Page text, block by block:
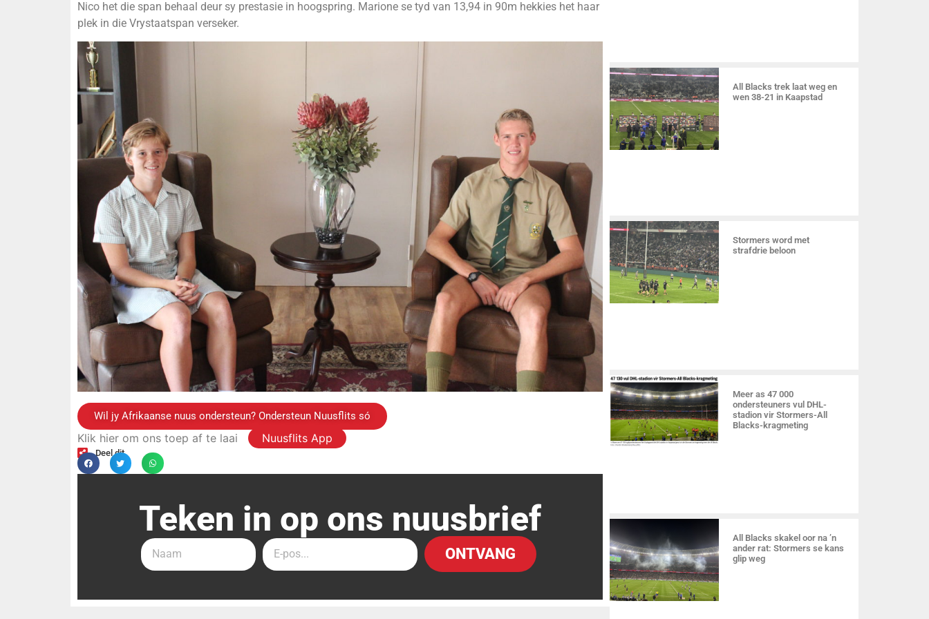
Nico het die span behaal deur sy prestasie in hoogspring. Marione se tyd van 13,94 in 90m hekkies het haar
plek in die Vrystaatspan verseker.
Wil jy Afrikaanse nuus ondersteun? Ondersteun Nuusflits só
Klik hier om ons toep af te laai Nuusflits App
Deel dit
Teken in op ons nuusbrief
ONTVANG
All Blacks trek laat weg en
wen 38-21 in Kaapstad
Stormers word met
strafdrie beloon
Meer as 47 000
ondersteuners vul DHL-
stadion vir Stormers-All
Blacks-kragmeting
All Blacks skakel oor na ’n
ander rat: Stormers se kans
glip weg